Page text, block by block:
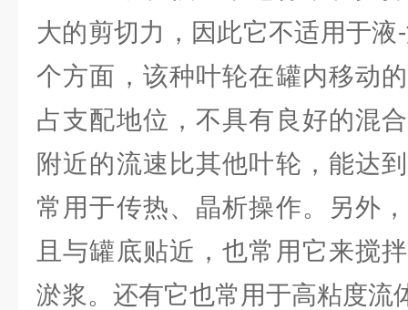
大的剪切力，因此它不适用于
个方面，该种叶轮在罐内移动
占支配地位，不具有良好的混
附近的流速比其他叶轮，能达
常用于传热、晶析操作。另外
且与罐底贴近，也常用它来搅
淤浆。还有它也常用于高粘度流